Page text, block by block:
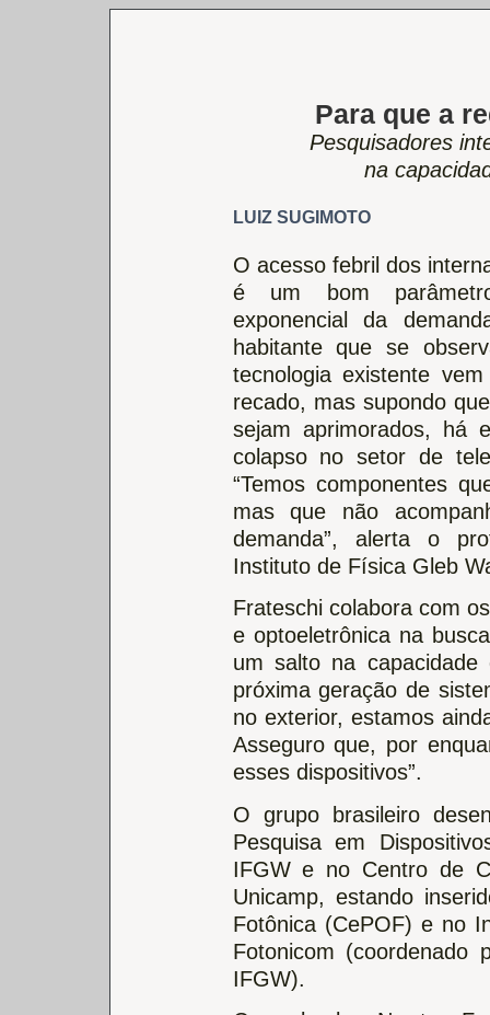
Para que a
Pesquisadores
na
LUIZ SUGIMOTO
O acesso febril dos
é um bom
exponencial da
habitante que se
tecnologia existente
recado, mas supondo
sejam aprimorados, há
colapso no setor de
“Temos componentes
mas que não
demanda”, alerta o
Instituto de Física Gleb
Frateschi colabora com
e optoeletrônica na
um salto na
próxima geração de
no exterior, estamos
Asseguro que, por
esses dispositivos”.
O grupo brasileiro
Pesquisa em
IFGW e no Centro de
Unicamp, estando
Fotônica (CePOF) e no
Fotonicom (coordenado
IFGW).